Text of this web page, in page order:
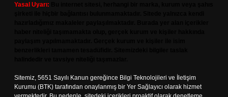
Yasal Uyarı:
Sitemiz, 5651 Sayılı Kanun gereğince Bilgi Teknolojileri ve İletişim
Kurumu (BTK) tarafından onaylanmış bir Yer Sağlayıcı olarak hizmet